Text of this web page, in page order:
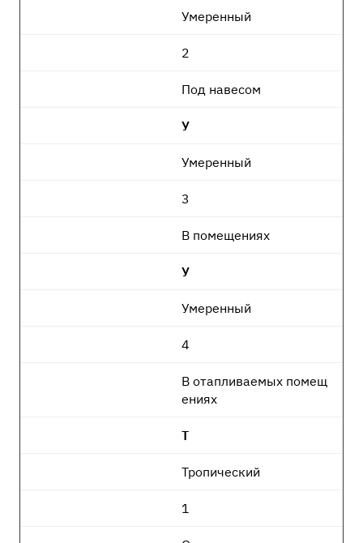
Умеренный
2
Под навесом
У
Умеренный
3
В помещениях
У
Умеренный
4
В отапливаемых помещ
ениях
Т
Тропический
1